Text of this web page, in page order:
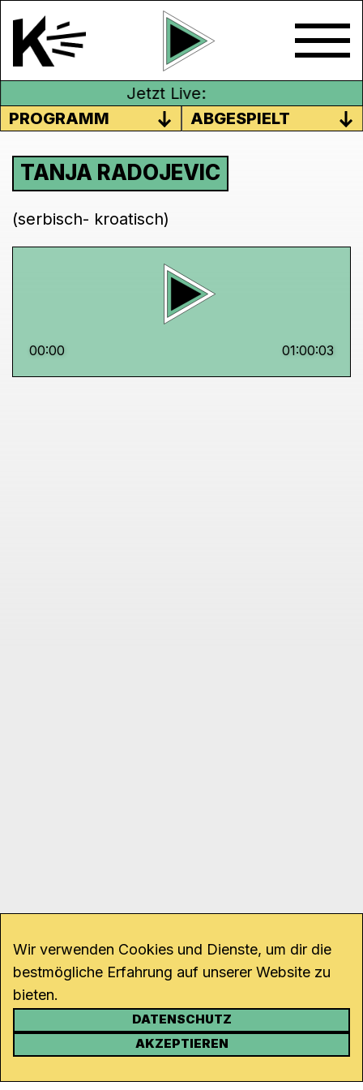
Jetzt Live:
PROGRAMM
ABGESPIELT
TANJA RADOJEVIC
(serbisch- kroatisch)
00:00 01:00:03
KONTAKT
Wir verwenden Cookies und Dienste, um dir die
bestmögliche Erfahrung auf unserer Website zu
bieten.
DATENSCHUTZ
AKZEPTIEREN